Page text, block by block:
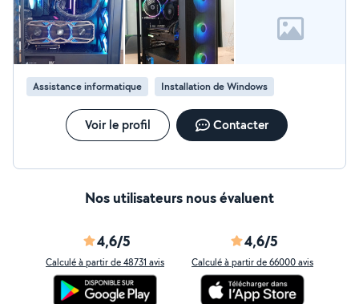
Une personne ressource que je recommande vivement.
Assistance informatique Installation de Windows
Voir le profil Contacter
Nos utilisateurs nous évaluent
4,6/5
Calculé à partir de 48731 avis
4,6/5
Calculé à partir de 66000 avis